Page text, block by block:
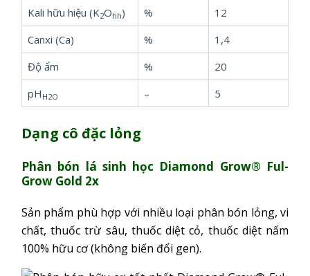
Kali hữu hiệu (K2Ohh) %
12
Canxi (Ca)
%
1,4
Độ ẩm
%
20
pH H2O – 5
Dạng cô đặc lỏng
Phân bón lá sinh học Diamond Grow® Ful-
Grow Gold 2x
Sản phẩm phù hợp với nhiều loại phân bón lỏng, vi
chất, thuốc trừ sâu, thuốc diệt cỏ, thuốc diệt nấm
100% hữu cơ (không biến đổi gen).